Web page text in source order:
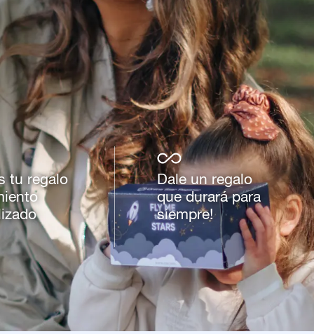
tu regalo
Dale un regalo
que durará para
siempre!